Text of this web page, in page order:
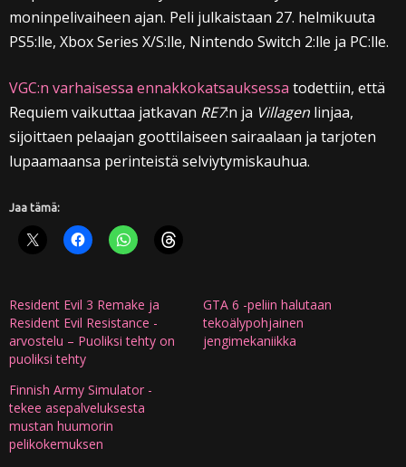
moninpelivaiheen ajan. Peli julkaistaan 27. helmikuuta
PS5:lle, Xbox Series X/S:lle, Nintendo Switch 2:lle ja PC:lle.
VGC:n varhaisessa ennakkokatsauksessa todettiin, että
Requiem vaikuttaa jatkavan RE7:n ja Villagen linjaa,
sijoittaen pelaajan goottilaiseen sairaalaan ja tarjoten
lupaamaansa perinteistä selviytymiskauhua.
Jaa tämä:
Resident Evil 3 Remake ja
Resident Evil Resistance -
arvostelu – Puoliksi tehty on
puoliksi tehty
GTA 6 -peliin halutaan
tekoälypohjainen
jengimekaniikka
Finnish Army Simulator -
tekee asepalveluksesta
mustan huumorin
pelikokemuksen